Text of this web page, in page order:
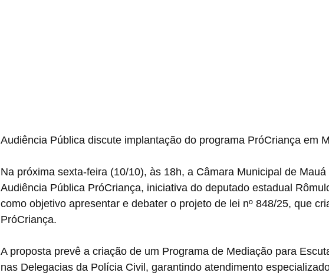
Audiência Pública discute implantação do programa PróCriança em
Na próxima sexta-feira (10/10), às 18h, a Câmara Municipal de
Audiência Pública PróCriança, iniciativa do deputado estadual
como objetivo apresentar e debater o projeto de lei nº 848/25, que
PróCriança.
A proposta prevê a criação de um Programa de Mediação para
nas Delegacias da Polícia Civil, garantindo atendimento